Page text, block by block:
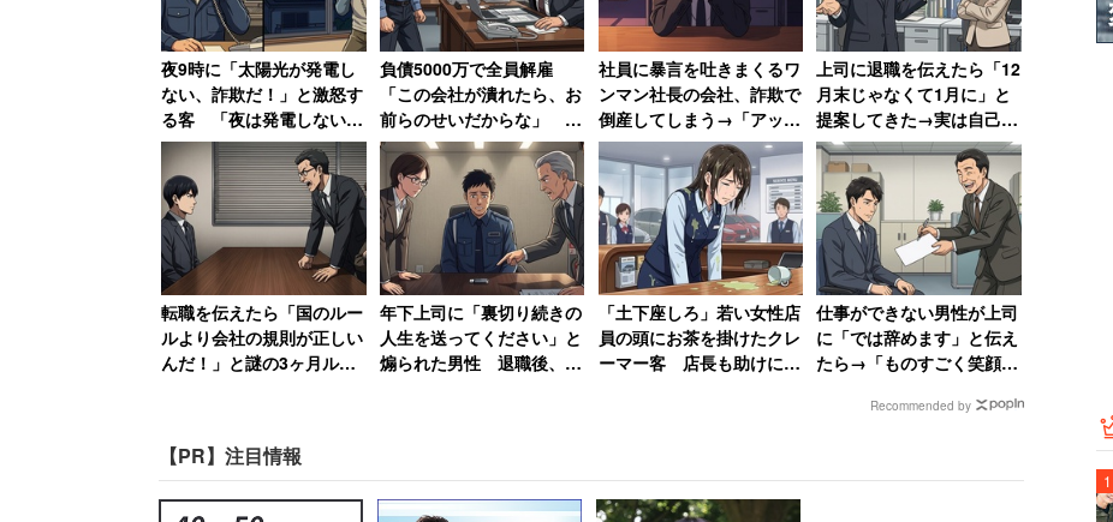
夜9時に「太陽光が発電し
ない、詐欺だ！」と激怒す
る客 「夜は発電しない」
と説明しても「すぐに来
い！」
負債5000万で全員解雇
「この会社が潰れたら、お
前らのせいだからな」 社
長の責任転嫁に絶句【前
編】
社員に暴言を吐きまくるワ
ンマン社長の会社、詐欺で
倒産してしまう→「アット
ホームな職場だったのに」
と社長が号泣
上司に退職を伝えたら「12
月末じゃなくて1月に」と
提案してきた→実は自己保
身の工作、「セクハラ体質
の上に卑怯者」と振り返る
女性
転職を伝えたら「国のルー
ルより会社の規則が正しい
んだ！」と謎の3ヶ月ルー
年下上司に「裏切り続きの
人生を送ってください」と
煽られた男性 退職後、元
「土下座しろ」若い女性店
員の頭にお茶を掛けたクレ
ーマー客 店長も助けに入
仕事ができない男性が上司
に「では辞めます」と伝え
たら→「ものすごく笑顔に
書かされました」
Recommended by
【PR】注目情報